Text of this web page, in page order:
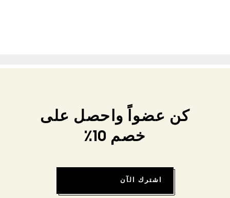
كن عضواً واحصل على
خصم 10٪
اشترك الآن